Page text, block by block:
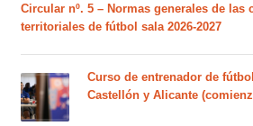
Circular nº. 5 – Normas generales de las
territoriales de fútbol sala 2026-2027
Curso de entrenador de
Castellón y Alicante